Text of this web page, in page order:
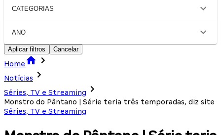
CATEGORIAS
ANO
Aplicar filtros Cancelar
Home
Notícias
Séries, TV e Streaming
Monstro do Pântano | Série teria três temporadas, diz site
Séries, TV e Streaming